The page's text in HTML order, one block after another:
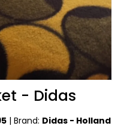
- Didas
| Brand: Didas - Holland